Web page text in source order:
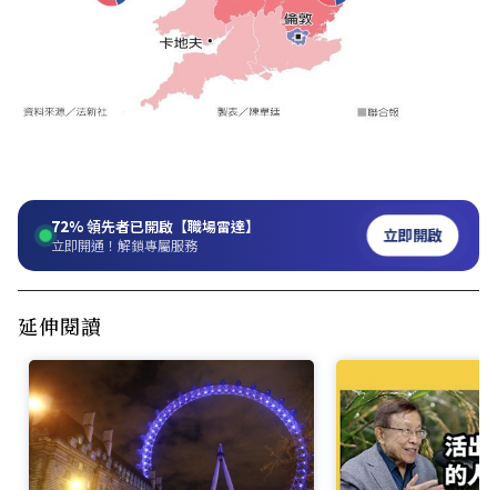
72%領先者已開啟【職場雷達】
立即開通！解鎖專屬服務 立即開啟
延伸閱讀